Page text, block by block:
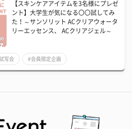
【スキンケアアイテムを3名様にプレゼ
ント】大学生が気になる〇〇試してみ
た！～サンソリット ACクリアウォータ
リーエッセンス、 ACクリアジェル～
写会 #会員限定企画